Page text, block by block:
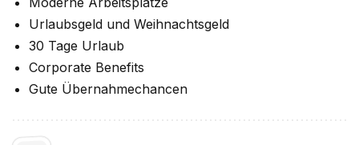
Urlaubsgeld und Weihnachtsgeld
30 Tage Urlaub
Corporate Benefits
Gute Übernahmechancen